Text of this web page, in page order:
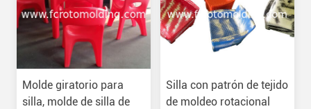
Molde giratorio para
silla, molde de silla de
Silla con patrón de tejido
de moldeo rotacional